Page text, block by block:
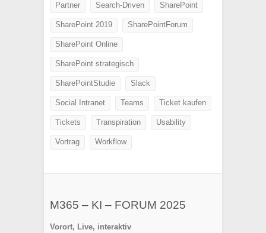
Partner Search-Driven SharePoint
SharePoint 2019 SharePointForum
SharePoint Online
SharePoint strategisch
SharePointStudie Slack
Social Intranet Teams Ticket kaufen
Tickets Transpiration Usability
Vortrag Workflow
M365 – KI – FORUM 2025
Vorort, Live, interaktiv